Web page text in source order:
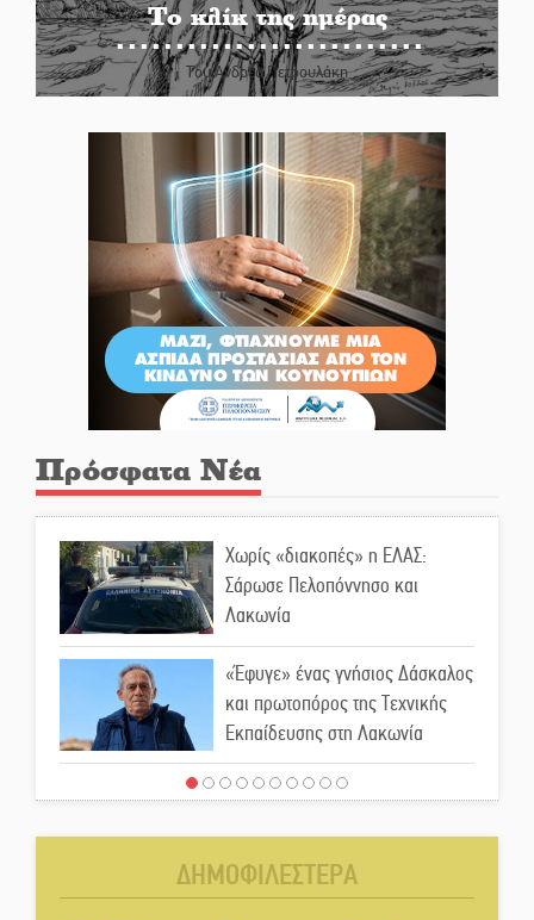
Το κλίκ της ημέρας
Του Ανδρέα Πετρουλάκη
Πρόσφατα Νέα
Χωρίς «διακοπές» η ΕΛΑΣ:
Σάρωσε Πελοπόννησο και
Λακωνία
«Έφυγε» ένας γνήσιος Δάσκαλος
και πρωτοπόρος της Τεχνικής
Εκπαίδευσης στη Λακωνία
«Κλειστά» ανοιχτά προαύλια
ΔΗΜΟΦΙΛΕΣΤΕΡΑ